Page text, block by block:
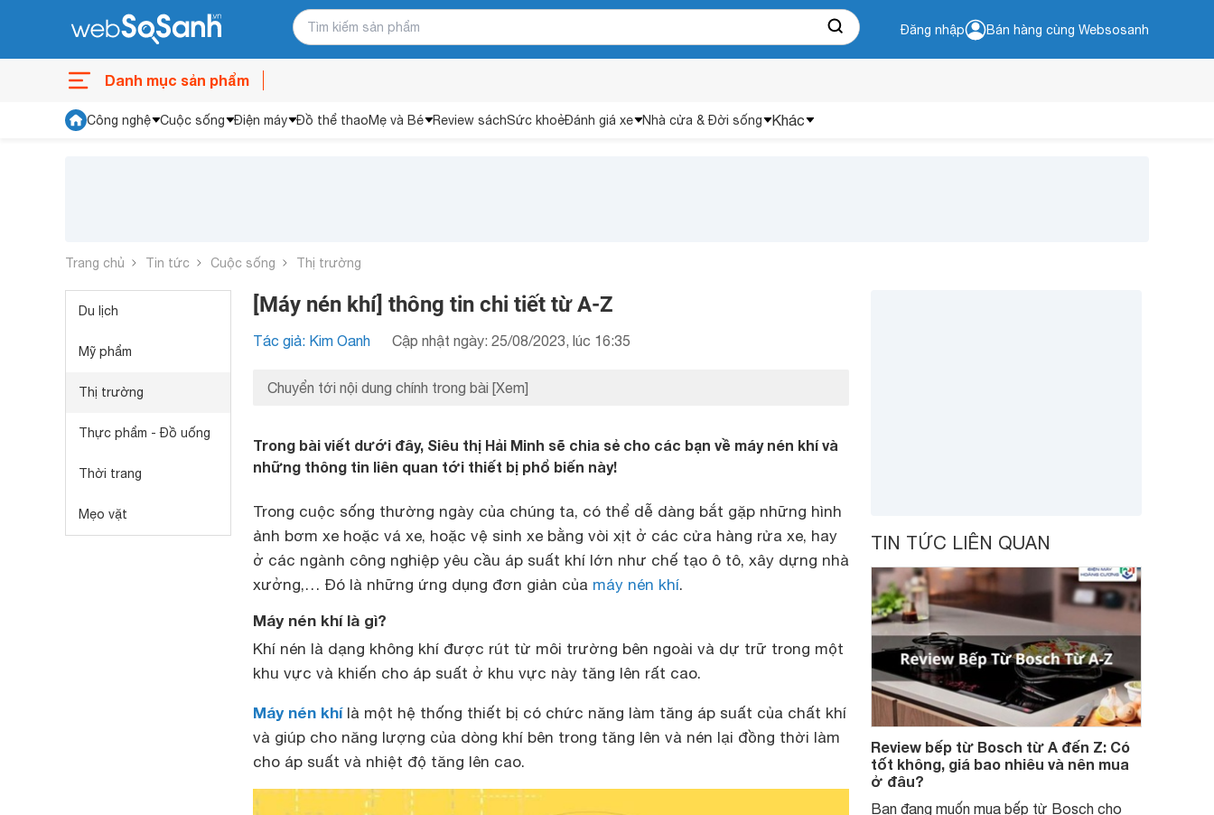
Đăng nhập Bán hàng cùng Websosanh
Danh mục sản phẩm
Công nghệ Cuộc sống Điện máy Đồ thể thaoMẹ và Bé Review sáchSức khoẻĐánh giá xe Nhà cửa & Đời sống Khác
Trang chủ Tin tức Cuộc sống Thị trường
Du lịch
Mỹ phẩm
Thị trường
Thực phẩm - Đồ uống
Thời trang
Mẹo vặt
[Máy nén khí] thông tin chi tiết từ A-Z
Tác giả: Kim Oanh Cập nhật ngày: 25/08/2023, lúc 16:35
Chuyển tới nội dung chính trong bài [Xem]
Trong bài viết dưới đây, Siêu thị Hải Minh sẽ chia sẻ cho các bạn về máy nén khí và
những thông tin liên quan tới thiết bị phổ biến này!
Trong cuộc sống thường ngày của chúng ta, có thể dễ dàng bắt gặp những hình
ảnh bơm xe hoặc vá xe, hoặc vệ sinh xe bằng vòi xịt ở các cửa hàng rửa xe, hay
ở các ngành công nghiệp yêu cầu áp suất khí lớn như chế tạo ô tô, xây dựng nhà
xưởng,… Đó là những ứng dụng đơn giản của máy nén khí.
Máy nén khí là gì?
Khí nén là dạng không khí được rút từ môi trường bên ngoài và dự trữ trong một
khu vực và khiến cho áp suất ở khu vực này tăng lên rất cao.
Máy nén khílà một hệ thống thiết bị có chức năng làm tăng áp suất của chất khí
và giúp cho năng lượng của dòng khí bên trong tăng lên và nén lại đồng thời làm
cho áp suất và nhiệt độ tăng lên cao.
TIN TỨC LIÊN QUAN
Review bếp từ Bosch từ A đến Z: Có
tốt không, giá bao nhiêu và nên mua
ở đâu?
Bạn đang muốn mua bếp từ Bosch cho